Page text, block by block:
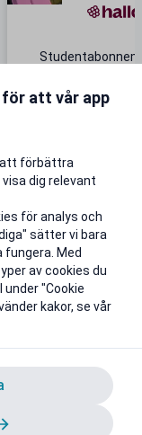
+ 20 GB
för att vår app
att förbättra
dig relevant
för analys och
sätter vi bara
Med
av cookies du
under "Cookie
kakor, se vår